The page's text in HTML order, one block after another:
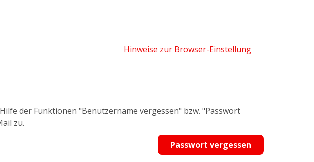
Hinweise zur Browser-Einstellung
der Funktionen "Benutzername vergessen" bzw. "Passwort
zu.
Passwort vergessen